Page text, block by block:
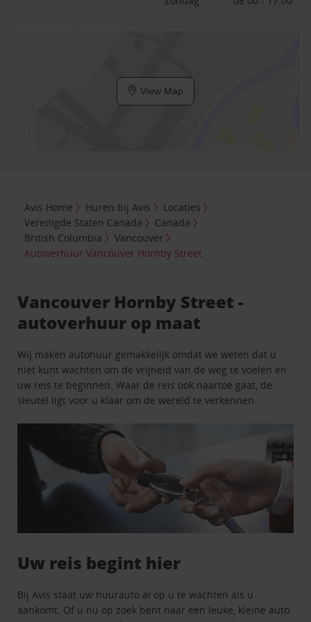
View Map
Avis Home Huren bij Avis
Locaties
Verenigde Staten Canada
Canada
British Columbia
Vancouver
Autoverhuur Vancouver Hornby Street
Vancouver Hornby Street -
autoverhuur op maat
Wij maken autohuur gemakkelijk omdat we weten dat u
niet kunt wachten om de vrijheid van de weg te voelen en
uw reis te beginnen. Waar de reis ook naartoe gaat, de
sleutel ligt voor u klaar om de wereld te verkennen.
Uw reis begint hier
Bij Avis staat uw huurauto al op u te wachten als u
aankomt. Of u nu op zoek bent naar een leuke, kleine auto